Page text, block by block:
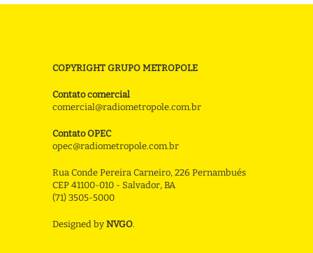
COPYRIGHT GRUPO METROPOLE
Contato comercial
comercial@radiometropole.com.br
Contato OPEC
opec@radiometropole.com.br
Rua Conde Pereira Carneiro, 226 Pernambués
CEP 41100-010 - Salvador, BA
(71) 3505-5000
Designed by NVGO.